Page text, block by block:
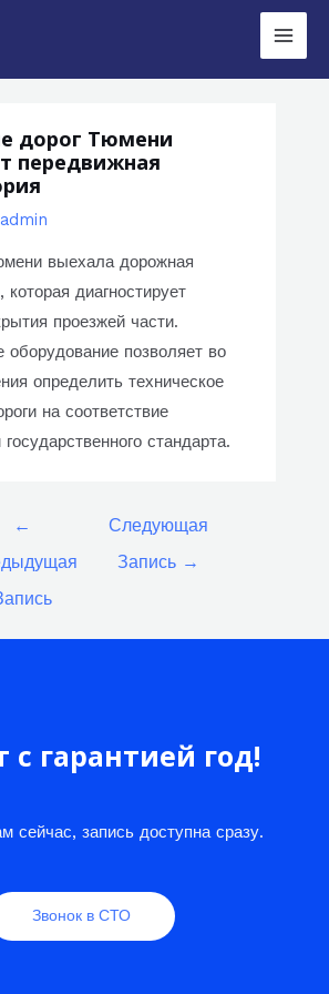
Main
дорог Тюмени
передвижная
admin
выехала дорожная
которая диагностирует
проезжей части.
оборудование позволяет во
определить техническое
на соответствие
стандарта.
←
Следующая
Запись →
с гарантией год!
сейчас, запись доступна сразу.
Звонок в СТО